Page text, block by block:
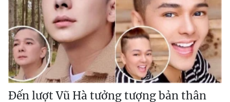
Đến lượt Vũ Hà tưởng tượng bản thân